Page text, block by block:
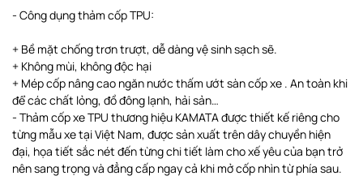
- Công dụng thảm cốp TPU:
+ Bề mặt chống trơn trượt, dễ dàng vệ sinh sạch sẽ.
+ Không mùi, không độc hại
+ Mép cốp nâng cao ngăn nước thấm ướt sàn cốp xe . An toàn khi
để các chất lỏng, đồ đông lạnh, hải sản…
- Thảm cốp xe TPU thương hiệu KAMATA được thiết kế riêng cho
từng mẫu xe tại Việt Nam, được sản xuất trên dây chuyền hiện
đại, họa tiết sắc nét đến từng chi tiết làm cho xế yêu của bạn trở
nên sang trọng và đẳng cấp ngay cả khi mở cốp nhìn từ phía sau.